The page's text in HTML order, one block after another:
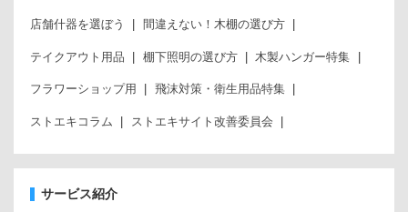
店舗什器を選ぼう 間違えない！木棚の選び方
テイクアウト用品 棚下照明の選び方 木製ハンガー特集
フラワーショップ用 飛沫対策・衛生用品特集
ストエキコラム ストエキサイト改善委員会
サービス紹介